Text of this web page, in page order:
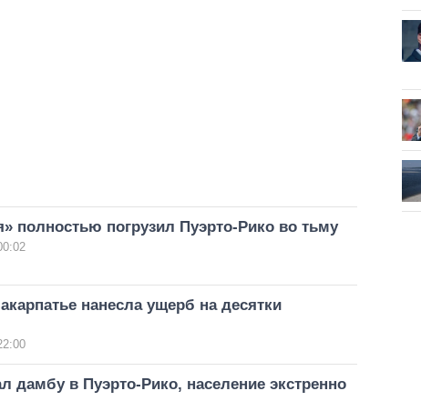
полностью погрузил Пуэрто-Рико во тьму
нанесла ущерб на десятки
дамбу в Пуэрто-Рико, население экстренно